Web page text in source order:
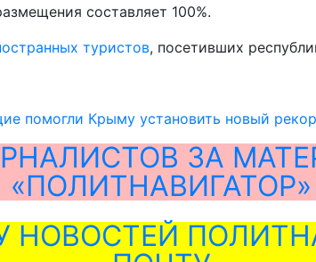
составляет 100%.
туристов, посетивших
помогли Крыму установить новый
ЗА
«ПОЛИТНАВИГАТОР»